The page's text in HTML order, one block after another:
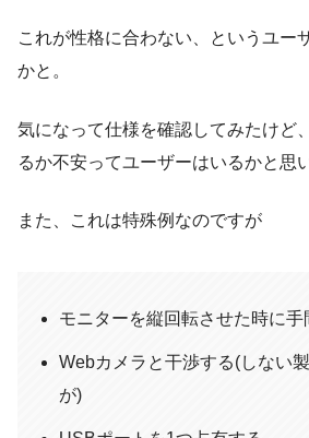
これが性格に合わない、というユー
かと。
気になって仕様を確認してみたけど
るか不安ってユーザーはいるかと思
また、これは特殊例なのですが
モニターを縦回転させた時に手
Webカメラと干渉する(しない
が)